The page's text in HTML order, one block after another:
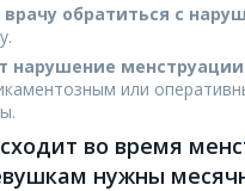
врачу обратиться с
нарушение
или
во время
нужны